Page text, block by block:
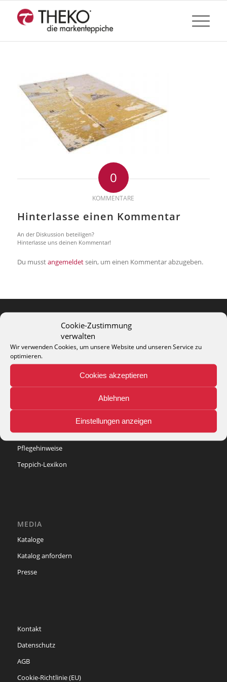
Cookie-Zustimmung
verwalten
Wir verwenden Cookies, um unsere Website und unseren Service zu
optimieren.
Cookies akzeptieren
Ablehnen
Einstellungen anzeigen
0
KOMMENTARE
Hinterlasse einen Kommentar
An der Diskussion beteiligen?
Hinterlasse uns deinen Kommentar!
Du musstangemeldetsein, um einen Kommentar abzugeben.
THEO KELLER GMBH
Lohackerstr. 30
44867 Bochum
phone: + 49 (2327) 3083 - 20
info@theko-collection.com
INFO
Pflegehinweise
Teppich-Lexikon
MEDIA
Kataloge
Katalog anfordern
Presse
Kontakt
Datenschutz
AGB
Cookie-Richtlinie (EU)